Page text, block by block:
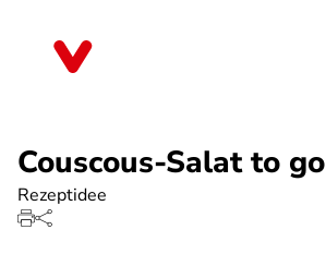
Couscous-Salat to go
Rezeptidee